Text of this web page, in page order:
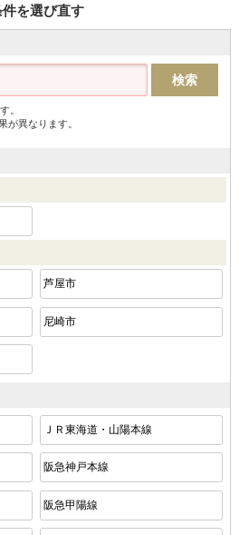
件を選び直す
。
が異なります。
芦屋市
尼崎市
ＪＲ東海道・山陽本線
阪急神戸本線
阪急甲陽線